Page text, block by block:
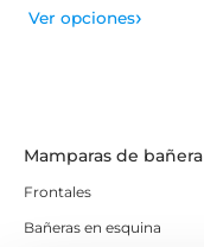
Ver opciones›
Mamparas de bañera
Frontales
Bañeras en esquina